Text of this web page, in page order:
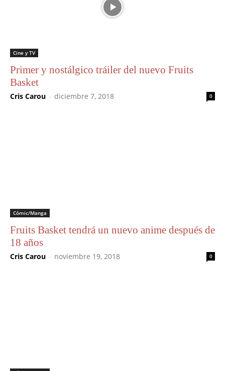
Cine y TV
Primer y nostálgico tráiler del nuevo Fruits
Basket
Cris Carou - diciembre 7, 2018 0
Cómic/Manga
Fruits Basket tendrá un nuevo anime después de
18 años
Cris Carou - noviembre 19, 2018 0